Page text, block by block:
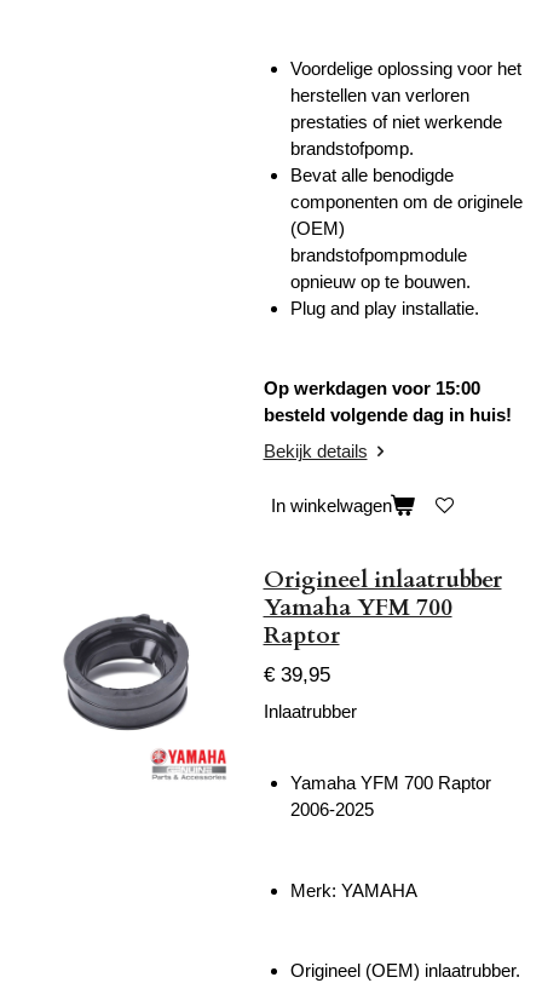
Voordelige oplossing voor het
herstellen van verloren
prestaties of niet werkende
brandstofpomp.
Bevat alle benodigde
componenten om de originele
(OEM)
brandstofpompmodule
opnieuw op te bouwen.
Plug and play installatie.
Op werkdagen voor 15:00
besteld volgende dag in huis!
Bekijk details
In winkelwagen
Origineel inlaatrubber
Yamaha YFM 700
Raptor
€ 39,95
Inlaatrubber
Yamaha YFM 700 Raptor
2006-2025
Merk: YAMAHA
Origineel (OEM) inlaatrubber.